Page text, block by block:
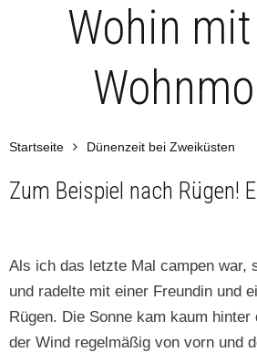
Wohin
Startseite Dünenzeit bei Zweiküsten
Zum Beispiel nach Rügen!
Als ich das let­zte Mal camp­en war,
und radelte mit ein­er Fre­undin und
Rügen. Die Sonne kam kaum hin­ter
der Wind regelmäßig von vorn und